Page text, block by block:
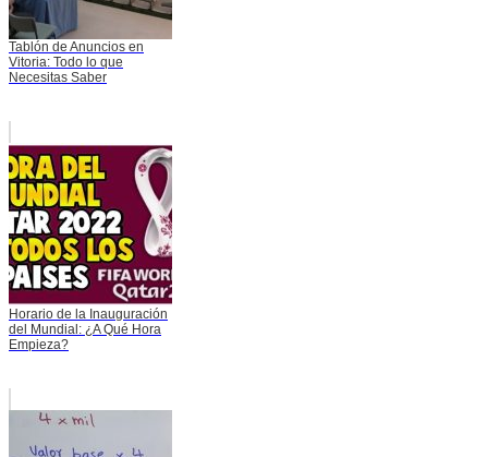
Tablón de Anuncios en
Vitoria: Todo lo que
Necesitas Saber
Horario de la Inauguración
del Mundial: ¿A Qué Hora
Empieza?